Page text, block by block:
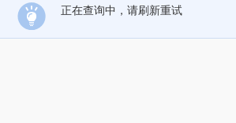
正在查询中，请刷新重试